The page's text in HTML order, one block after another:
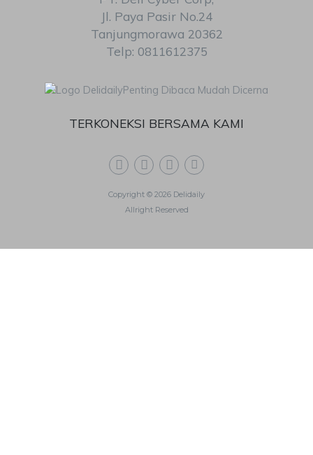
TERKONEKSI BERSAMA KAMI
Copyright © 2026 Delidaily
Allright Reserved
Jl. Paya Pasir No.24
Tanjungmorawa 20362
Telp: 0811612375